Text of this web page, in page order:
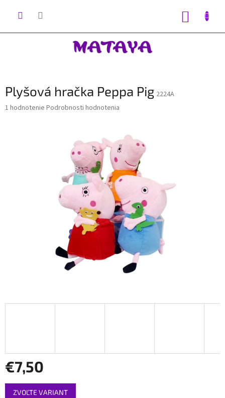
Plyšová hračka Peppa Pig 2224A
Priemerné
1 hodnotenie Podrobnosti hodnotenia
€7,50
Jednotková
cena:
ZVOĽTE VARIANT